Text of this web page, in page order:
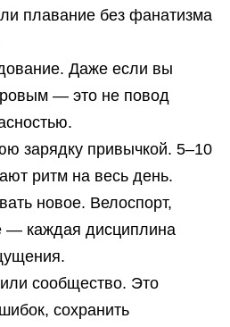
плавание без фанатизма
Даже если вы
— это не повод
зарядку привычкой. 5–10
ритм на весь день.
новое. Велоспорт,
— каждая дисциплина
сообщество. Это
сохранить